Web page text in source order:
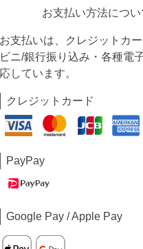
お支払い方法につい
お支払いは、クレジットカ
ビニ/銀行振り込み・各種電
応しています。
クレジットカード
PayPay
Google Pay / Apple Pay